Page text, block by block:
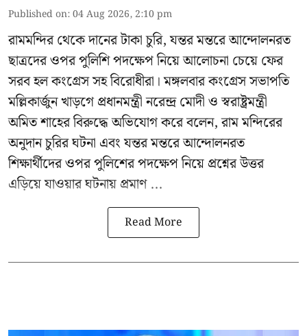
Published on:04 Aug 2026, 2:10 pm
রামমন্দির থেকে দানের টাকা চুরি, যন্তর মন্তরে আন্দোলনরত
ছাত্রদের ওপর পুলিশি পদক্ষেপ নিয়ে আলোচনা চেয়ে ফের
সরব হল কংগ্রেস সহ বিরোধীরা। মঙ্গলবার কংগ্রেস সভাপতি
মল্লিকার্জুন খাড়গে প্রধানমন্ত্রী নরেন্দ্র মোদী ও স্বরাষ্ট্রমন্ত্রী
অমিত শাহের বিরুদ্ধে অভিযোগ করে বলেন, রাম মন্দিরের
অনুদান চুরির ঘটনা এবং যন্তর মন্তরে আন্দোলনরত
শিক্ষার্থীদের ওপর পুলিশের পদক্ষেপ নিয়ে প্রশ্নের উত্তর
এড়িয়ে যাওয়ার ঘটনায় প্রমাণ ...
Read More